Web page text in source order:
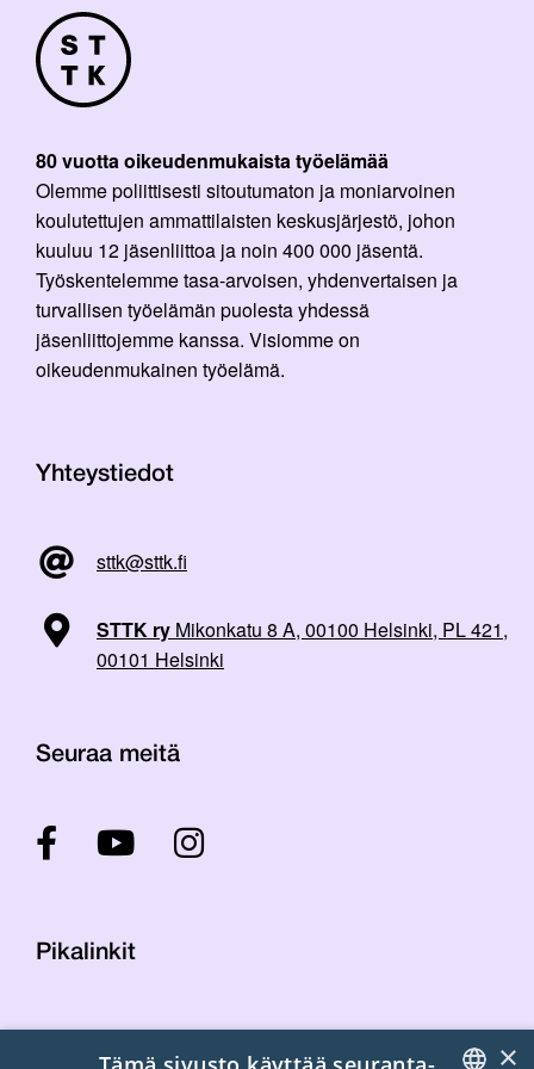
80 vuotta oikeudenmukaista työelämää
Olemme poliittisesti sitoutumaton ja moniarvoinen
koulutettujen ammattilaisten keskusjärjestö, johon
kuuluu 12 jäsenliittoa ja noin 400 000 jäsentä.
Työskentelemme tasa-arvoisen, yhdenvertaisen ja
turvallisen työelämän puolesta yhdessä
jäsenliittojemme kanssa. Visiomme on
oikeudenmukainen työelämä.
Yhteystiedot
sttk@sttk.fi
STTK ry Mikonkatu 8 A, 00100 Helsinki, PL 421,
00101 Helsinki
Seuraa meitä
Pikalinkit
×